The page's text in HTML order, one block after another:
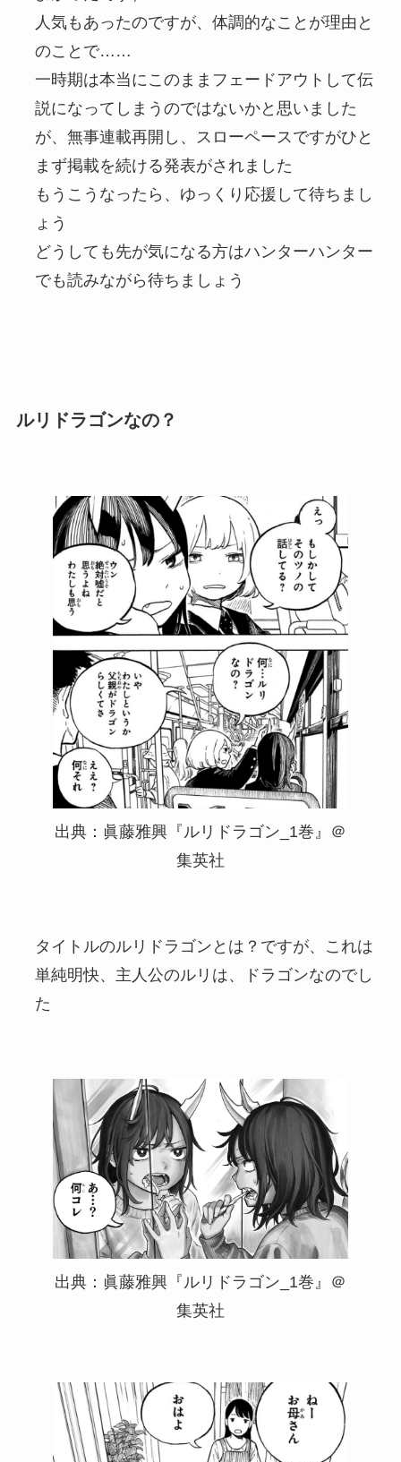
人気もあったのですが、体調的なことが理由と
のことで……
一時期は本当にこのままフェードアウトして伝
説になってしまうのではないかと思いました
が、無事連載再開し、スローペースですがひと
まず掲載を続ける発表がされました
もうこうなったら、ゆっくり応援して待ちまし
ょう
どうしても先が気になる方はハンターハンター
でも読みながら待ちましょう
ルリドラゴンなの？
出典：眞藤雅興『ルリドラゴン_1巻』＠
集英社
タイトルのルリドラゴンとは？ですが、これは
単純明快、主人公のルリは、ドラゴンなのでし
た
出典：眞藤雅興『ルリドラゴン_1巻』＠
集英社